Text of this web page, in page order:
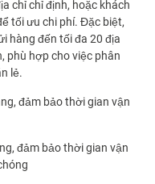
chỉ chỉ định, hoặc khách
tối ưu chi phí. Đặc biệt,
hàng đến tối đa 20 địa
phù hợp cho việc phân
lẻ.
đảm bảo thời gian vận